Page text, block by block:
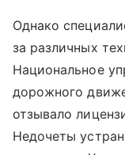
Однако
за различных
Национальное
дорожного
отзывало
Недочеты